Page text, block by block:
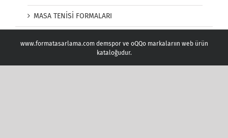
MASA TENİSİ FORMALARI
www.formatasarlama.com demspor ve oQQo markalarıın web ürün
kataloğudur.